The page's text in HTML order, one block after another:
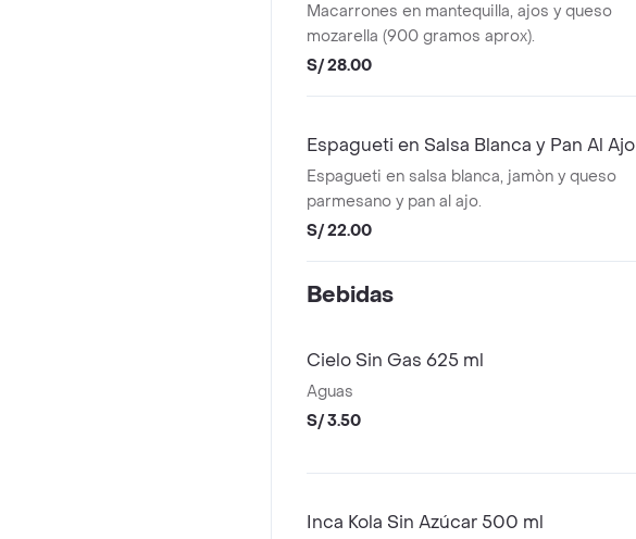
Macarrones en mantequilla, ajos y queso
mozarella (900 gramos aprox).
S/ 28.00
Espagueti en Salsa Blanca y Pan Al Ajo
Espagueti en salsa blanca, jamòn y queso
parmesano y pan al ajo.
S/ 22.00
Bebidas
Cielo Sin Gas 625 ml
Aguas
S/ 3.50
Inca Kola Sin Azúcar 500 ml